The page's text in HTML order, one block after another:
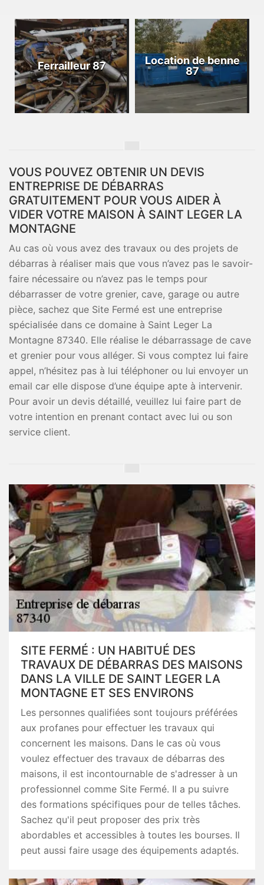
Ferrailleur 87
Location de benne
87
VOUS POUVEZ OBTENIR UN DEVIS
ENTREPRISE DE DÉBARRAS
GRATUITEMENT POUR VOUS AIDER À
VIDER VOTRE MAISON À SAINT LEGER LA
MONTAGNE
Au cas où vous avez des travaux ou des projets de
débarras à réaliser mais que vous n’avez pas le savoir-
faire nécessaire ou n’avez pas le temps pour
débarrasser de votre grenier, cave, garage ou autre
pièce, sachez que Site Fermé est une entreprise
spécialisée dans ce domaine à Saint Leger La
Montagne 87340. Elle réalise le débarrassage de cave
et grenier pour vous alléger. Si vous comptez lui faire
appel, n’hésitez pas à lui téléphoner ou lui envoyer un
email car elle dispose d’une équipe apte à intervenir.
Pour avoir un devis détaillé, veuillez lui faire part de
votre intention en prenant contact avec lui ou son
service client.
SITE FERMÉ : UN HABITUÉ DES
TRAVAUX DE DÉBARRAS DES MAISONS
DANS LA VILLE DE SAINT LEGER LA
MONTAGNE ET SES ENVIRONS
Les personnes qualifiées sont toujours préférées
aux profanes pour effectuer les travaux qui
concernent les maisons. Dans le cas où vous
voulez effectuer des travaux de débarras des
maisons, il est incontournable de s'adresser à un
professionnel comme Site Fermé. Il a pu suivre
des formations spécifiques pour de telles tâches.
Sachez qu'il peut proposer des prix très
abordables et accessibles à toutes les bourses. Il
peut aussi faire usage des équipements adaptés.